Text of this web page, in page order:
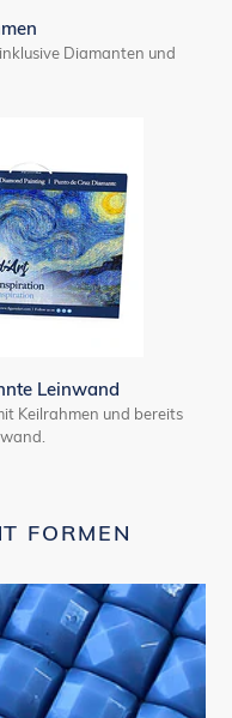
Diamanten und
Leinwand
Keilrahmen und bereits
FORMEN